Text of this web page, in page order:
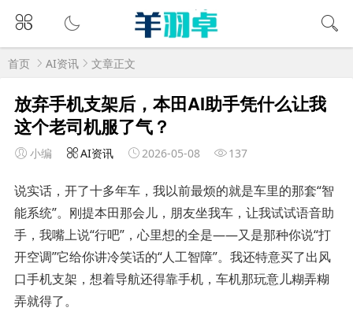
首页 AI资讯 文章正文
放弃手机支架后，本田AI助手凭什么让我
这个老司机服了气？
小编 AI资讯 2026-05-08 137
说实话，开了十多年车，我以前最烦的就是车里的那套“智
能系统”。刚提本田那会儿，朋友坐我车，让我试试语音助
手，我嘴上说“行吧”，心里想的全是——又是那种你说“打
开空调”它给你讲冷笑话的“人工智障”。我还特意买了出风
口手机支架，想着导航还得靠手机，车机那玩意儿糊弄糊
弄就得了。